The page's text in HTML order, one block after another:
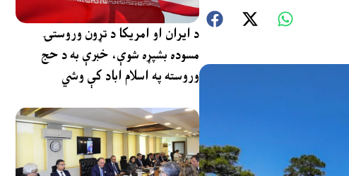
د ایران او امریکا د تړون وروستۍ
مسوده بشپړه شوې، خبرې به د حج
وروسته په اسلام اباد کې وشي